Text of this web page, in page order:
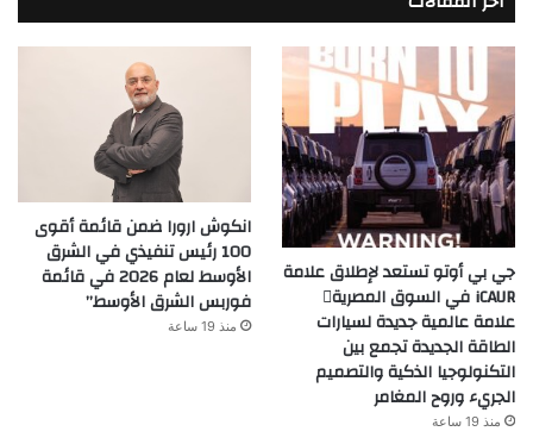
جي بي أوتو تستعد لإطلاق علامة
iCAUR في السوق المصرية
علامة عالمية جديدة لسيارات
الطاقة الجديدة تجمع بين
التكنولوجيا الذكية والتصميم
الجريء وروح المغامر
منذ 19 ساعة
انكوش ارورا ضمن قائمة أقوى
100 رئيس تنفيذي في الشرق
الأوسط لعام 2026 في قائمة
فوربس الشرق الأوسط”
منذ 19 ساعة